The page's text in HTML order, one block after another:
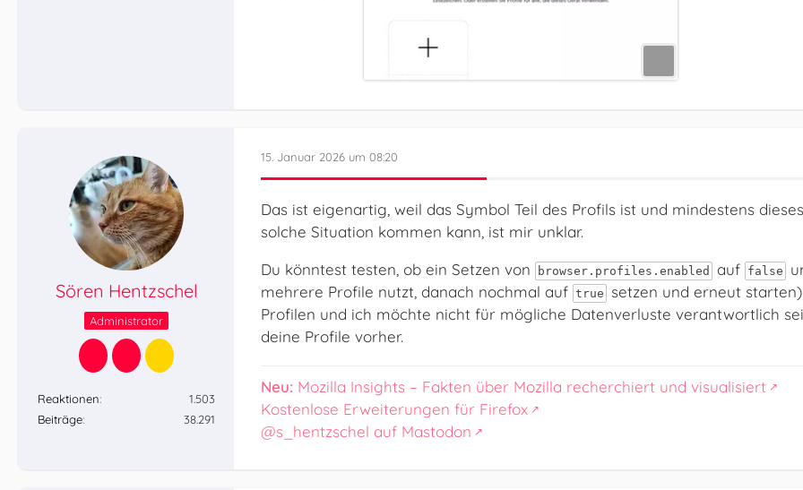
Sören Hentzschel
Administrator
Reaktionen
1.503
Beiträge
38.291
15. Januar 2026 um 08:20
Das ist eigenartig, weil das Symbol Teil des Profils ist und mindestens
solche Situation kommen kann, ist mir unklar.
Du könntest testen, ob ein Setzen von
browser.profiles.enabled auf false
mehrere Profile nutzt, danach nochmal auf true setzen und erneut
Profilen und ich möchte nicht für mögliche Datenverluste verantwortlich
deine Profile vorher.
Neu: Mozilla Insights – Fakten über Mozilla recherchiert und visualisiert
Kostenlose Erweiterungen für Firefox
@s_hentzschel auf Mastodon